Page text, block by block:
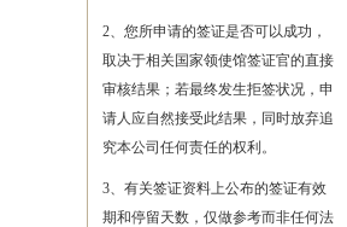
2、您所申请的签证是否可以成功，
取决于相关国家领使馆签证官的直接
审核结果；若最终发生拒签状况，申
请人应自然接受此结果，同时放弃追
究本公司任何责任的权利。
3、有关签证资料上公布的签证有效
期和停留天数，仅做参考而非任何法